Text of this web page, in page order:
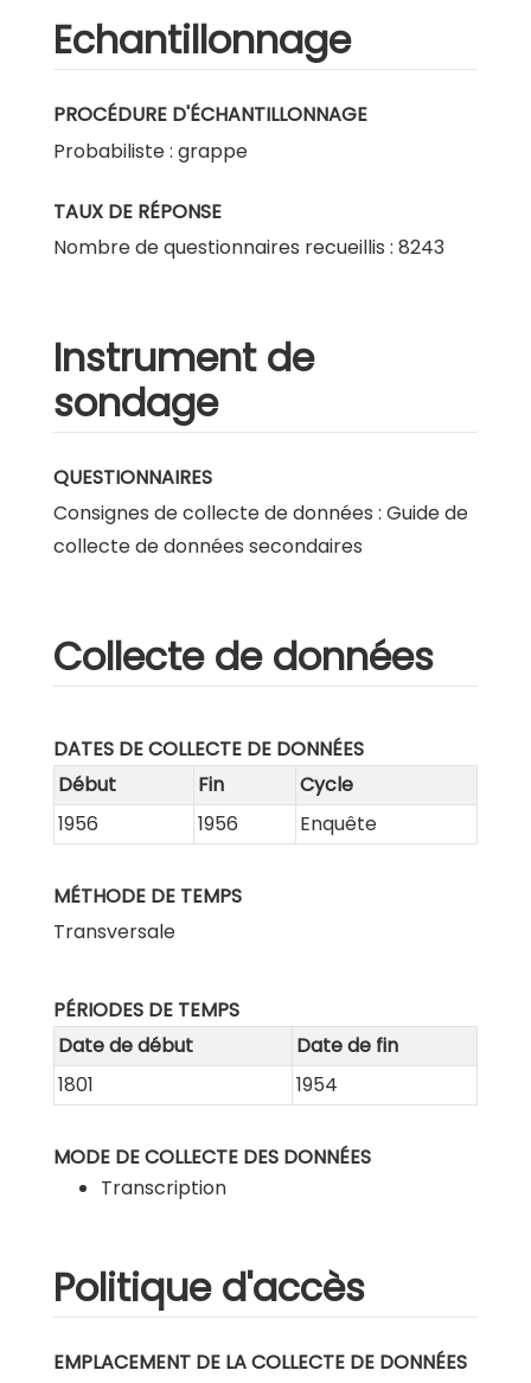
Echantillonnage
PROCÉDURE D'ÉCHANTILLONNAGE
Probabiliste : grappe
TAUX DE RÉPONSE
Nombre de questionnaires recueillis : 8243
Instrument de
sondage
QUESTIONNAIRES
Consignes de collecte de données : Guide de
collecte de données secondaires
Collecte de données
DATES DE COLLECTE DE DONNÉES
Début
Fin
Cycle
1956
1956 Enquête
MÉTHODE DE TEMPS
Transversale
PÉRIODES DE TEMPS
Date de début
Date de fin
1801
1954
MODE DE COLLECTE DES DONNÉES
Transcription
Politique d'accès
EMPLACEMENT DE LA COLLECTE DE DONNÉES